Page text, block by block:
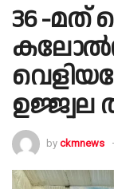
36 -മത്
ഉജ്ജ്വല
by ckmnews